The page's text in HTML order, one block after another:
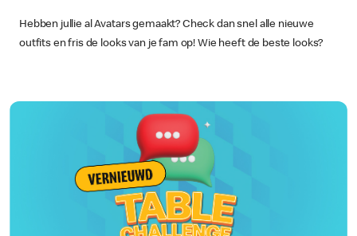
Hebben jullie al Avatars gemaakt? Check dan snel alle nieuwe
outfits en fris de looks van je fam op! Wie heeft de beste looks?